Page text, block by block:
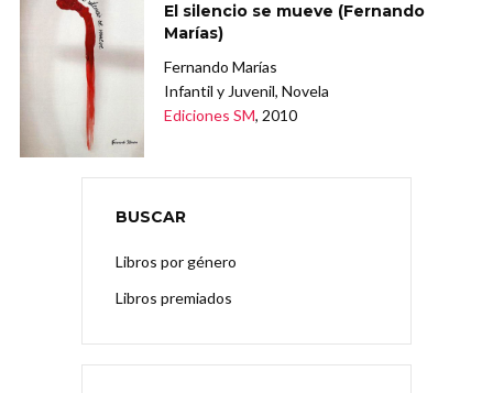
El silencio se mueve (Fernando
Marías)
Fernando Marías
Infantil y Juvenil, Novela
Ediciones SM, 2010
BUSCAR
Libros por género
Libros premiados